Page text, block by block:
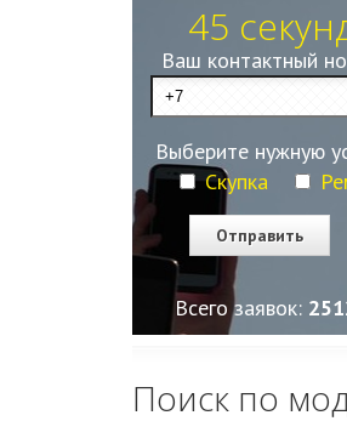
45
Ваш контактный
Выберите нужную
Скупка
Всего заявок:
Поиск по